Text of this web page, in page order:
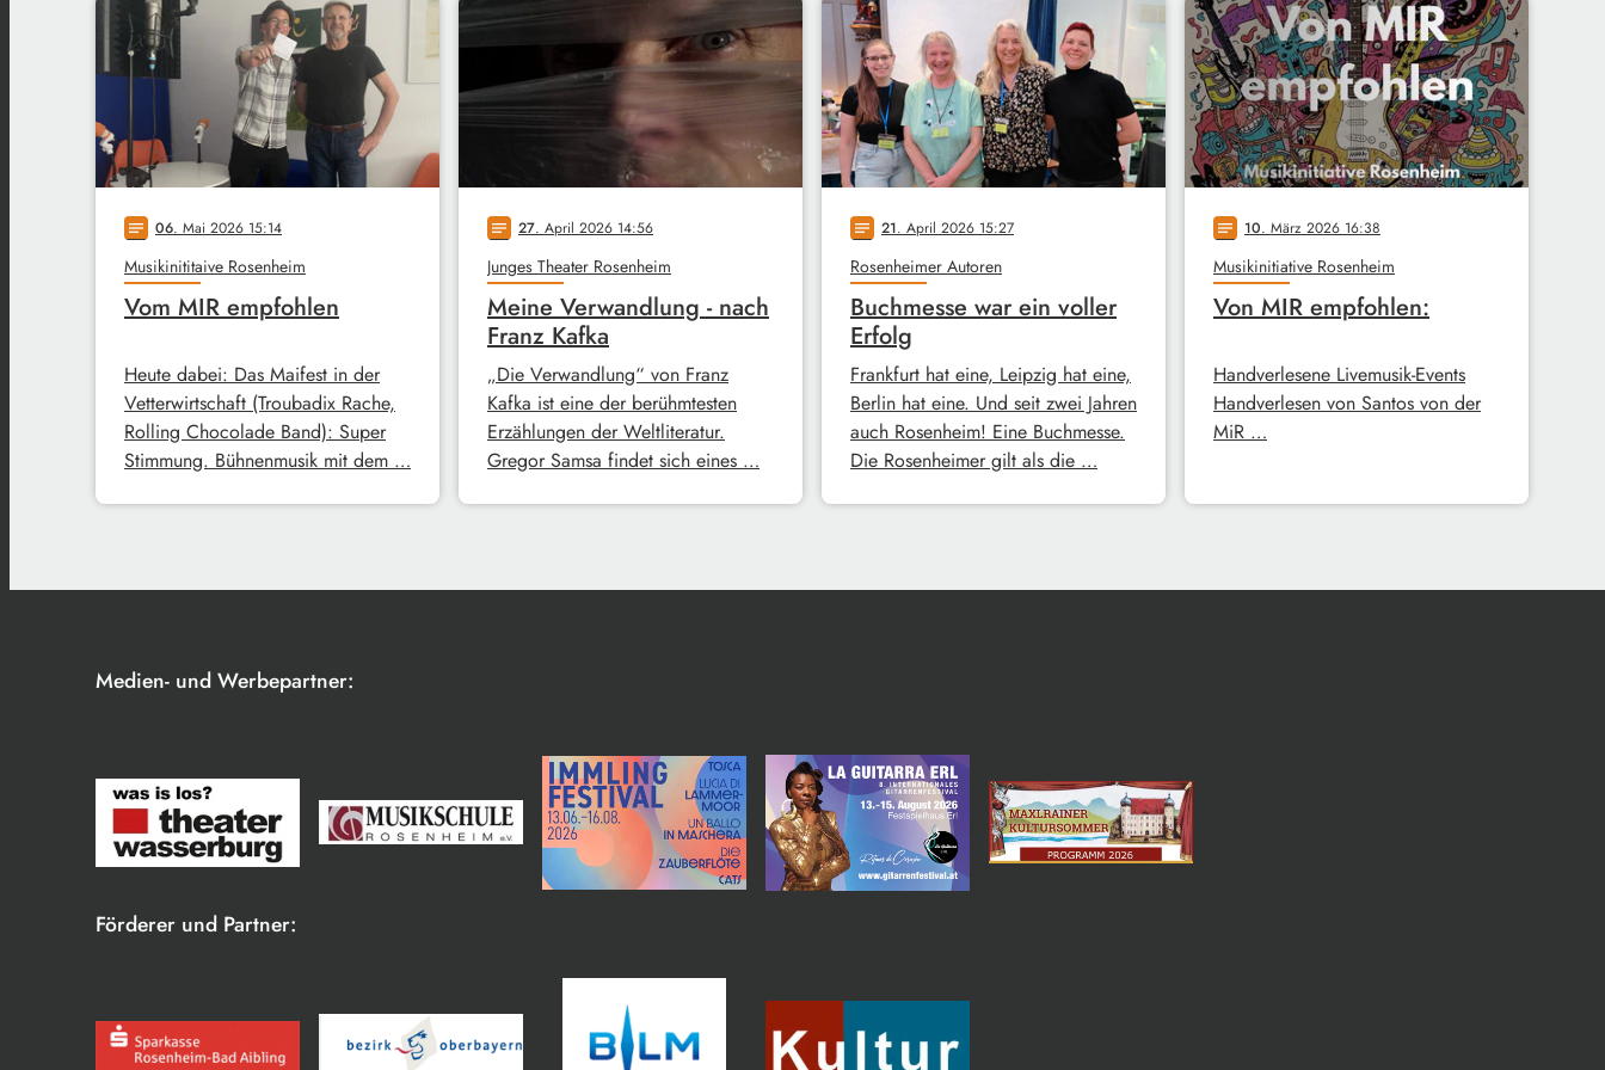
notes 06. Mai 2026 15:14
Musikinititaive Rosenheim
Vom MIR empfohlen
Heute dabei: Das Maifest in der
Vetterwirtschaft (Troubadix Rache,
Rolling Chocolade Band): Super
Stimmung. Bühnenmusik mit dem …
notes 27. April 2026 14:56
Junges Theater Rosenheim
Meine Verwandlung - nach
Franz Kafka
„Die Verwandlung“ von Franz
Kafka ist eine der berühmtesten
Erzählungen der Weltliteratur.
Gregor Samsa findet sich eines …
notes 21. April 2026 15:27
Rosenheimer Autoren
Buchmesse war ein voller
Erfolg
Frankfurt hat eine, Leipzig hat eine,
Berlin hat eine. Und seit zwei Jahren
auch Rosenheim! Eine Buchmesse.
Die Rosenheimer gilt als die …
notes 10. März 2026 16:38
Musikinitiative Rosenheim
Von MIR empfohlen:
Handverlesene Livemusik-Events
Handverlesen von Santos von der
MiR …
Medien- und Werbepartner:
Förderer und Partner: